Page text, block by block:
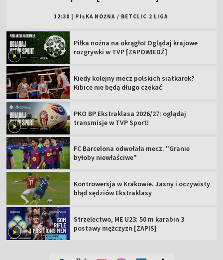
12:30 PIŁKA NOŻNA / BETCLIC 2 LIGA
Piłka nożna na okrągło! Oglądaj krajowe
rozgrywki w TVP [ZAPOWIEDŹ]
Kiedy kolejny mecz polskich siatkarek?
Kibice nie będą długo czekać
PKO BP Ekstraklasa 2026/27: oglądaj
transmisje w TVP Sport!
FC Barcelona odwołała mecz. "Granie
byłoby niewłaściwe"
Kontrowersja w Krakowie. Jasny i oczywisty
błąd sędziów Ekstraklasy
Strzelectwo, ME U23: 50 m karabin 3
postawy mężczyzn [ZAPIS]